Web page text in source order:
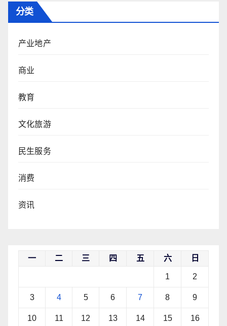
分类
产业地产
商业
教育
文化旅游
民生服务
消费
资讯
一 二 三 四 五 六 日
1 2
3 4 5 6 7 8 9
10 11 12 13 14 15 16